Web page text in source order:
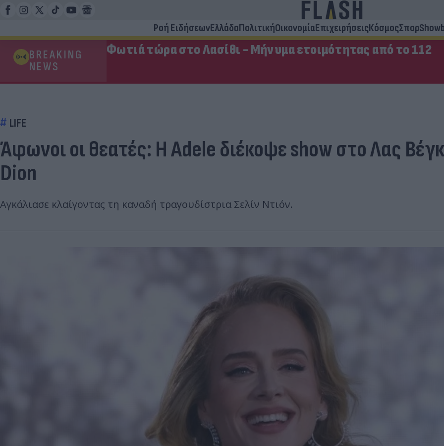
Ροή ΕιδήσεωνΕλλάδαΠολιτικήΟικονομίαΕπιχειρήσειςΚόσμοςΣπορ
BREAKING
NEWS
Φωτιά τώρα στο Λασίθι - Μήνυμα ετοιμότητας από το 112
LIFE
Άφωνοι οι θεατές: Η Adele διέκοψε show στο Λας
Dion
Αγκάλιασε κλαίγοντας τη καναδή τραγουδίστρια Σελίν Ντιόν.